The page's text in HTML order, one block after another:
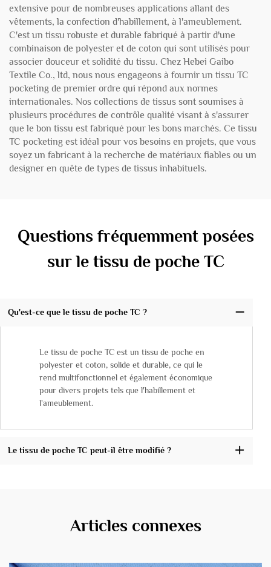
extensive pour de nombreuses applications allant des
vêtements, la confection d'habillement, à l'ameublement.
C'est un tissu robuste et durable fabriqué à partir d'une
combinaison de polyester et de coton qui sont utilisés pour
associer douceur et solidité du tissu. Chez Hebei Gaibo
Textile Co., ltd, nous nous engageons à fournir un tissu TC
pocketing de premier ordre qui répond aux normes
internationales. Nos collections de tissus sont soumises à
plusieurs procédures de contrôle qualité visant à s'assurer
que le bon tissu est fabriqué pour les bons marchés. Ce tissu
TC pocketing est idéal pour vos besoins en projets, que vous
soyez un fabricant à la recherche de matériaux fiables ou un
designer en quête de types de tissus inhabituels.
Questions fréquemment posées
sur le tissu de poche TC
Qu'est-ce que le tissu de poche TC ?
Le tissu de poche TC est un tissu de poche en
polyester et coton, solide et durable, ce qui le
rend multifonctionnel et également économique
pour divers projets tels que l'habillement et
l'ameublement.
Le tissu de poche TC peut-il être modifié ?
Articles connexes